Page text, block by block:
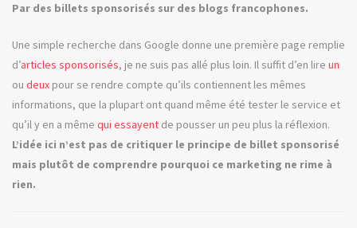
Par des billets sponsorisés sur des blogs francophones.
Une simple recherche dans Google donne une première page remplie
d’articles sponsorisés, je ne suis pas allé plus loin. Il suffit d’en lire un
ou deux pour se rendre compte qu’ils contiennent les mêmes
informations, que la plupart ont quand même été tester le service et
qu’il y en a même qui essayent de pousser un peu plus la réflexion.
L’idée ici n’est pas de critiquer le principe de billet sponsorisé
mais plutôt de comprendre pourquoi ce marketing ne rime à
rien.